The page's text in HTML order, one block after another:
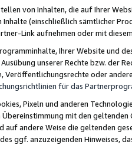
von Inhalten, die auf Ihrer
(einschließlich sämtlicher
Link aufnehmen oder mit
Ihrer Website und
unserer Rechte bzw. der
Veröffentlichungsrechte oder
für das
Pixeln und anderen
Übereinstimmung mit den
auf andere Weise die geltenden
ggf. anzuzeigenden Hinweises,